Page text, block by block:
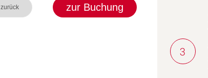
zurück zur Buchung
3